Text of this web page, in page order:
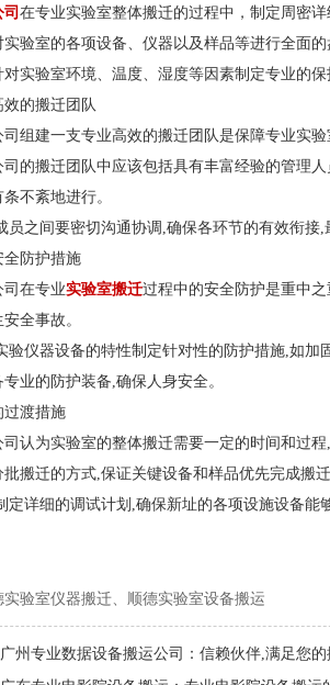
在专业实验室整体搬迁的过程中，制定周密详
验室的各项设备、仪器以及样品等进行全面
对实验室环境、温度、湿度等因素制定专业的
的搬迁团队
司组建一支专业高效的搬迁团队是保障专业实验
司的搬迁团队中应该包括具有丰富经验的管理
不紊地进行。
员之间要密切沟通协调,确保各环节的有效衔接,
全防护措施
司在专业实验室搬迁过程中的安全防护是重中
全事故。
验仪器设备的特性制定针对性的防护措施,如
业的防护装备,确保人身安全。
过渡措施
司认为实验室的整体搬迁需要一定的时间和过
搬迁的方式,保证关键设备和样品优先完成搬
定详细的调试计划,确保新址的各项设施设备能
实验室仪器搬迁、顺德实验室设备搬运
广州专业数据设备搬运公司：信赖伙伴,满足您